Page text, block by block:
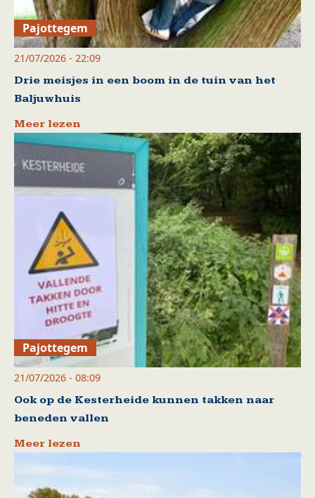
Pajottegem
21/07/2026 - 22:09
Drie meisjes in een boom in de tuin van het
Baljuwhuis
Meer lezen
Pajottegem
21/07/2026 - 08:09
Ook op de Kesterheide kunnen takken naar
beneden vallen
Meer lezen